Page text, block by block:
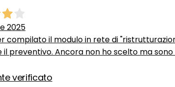
2025
compilato il modulo in rete di
preventivo. Ancora non ho scelto ma
verificato